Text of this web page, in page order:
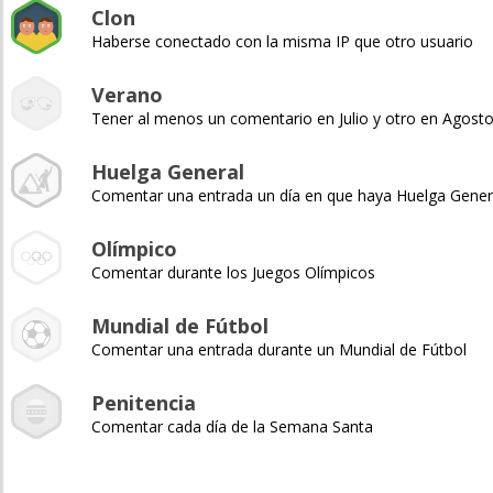
Clon
Haberse conectado con la misma IP que otro usuario
Verano
Tener al menos un comentario en Julio y otro en Agosto
Huelga General
Comentar una entrada un día en que haya Huelga
Olímpico
Comentar durante los Juegos Olímpicos
Mundial de Fútbol
Comentar una entrada durante un Mundial de Fútbol
Penitencia
Comentar cada día de la Semana Santa